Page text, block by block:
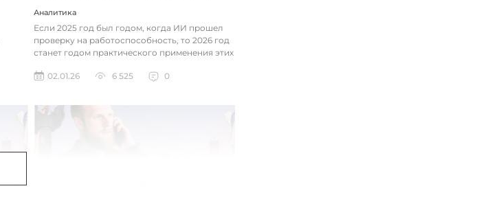
Аналитика
Если 2025 год был годом, когда ИИ прошел
проверку на работоспособность, то 2026 год
станет годом практического применения этих
02.01.26
6 525 0